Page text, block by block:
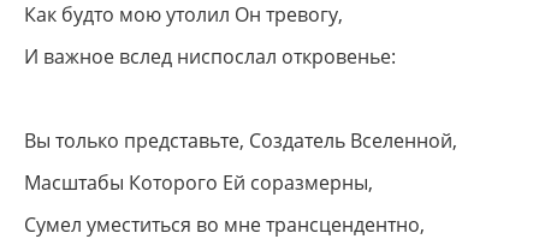
Как будто мою утолил Он тревогу,
И важное вслед ниспослал откровенье:
Вы только представьте, Создатель Вселенной,
Масштабы Которого Ей соразмерны,
Сумел уместиться во мне трансцендентно,